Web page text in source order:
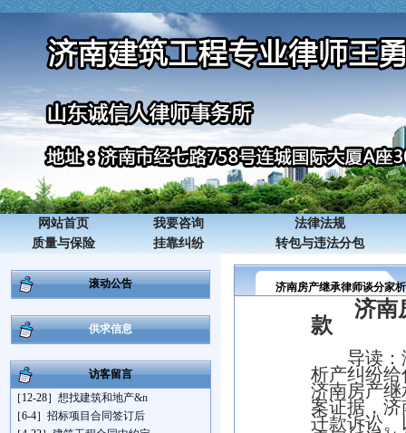
网站首页 我要咨询
法律法规
质量与保险
挂靠纠纷 转包与违法分包
滚动公告
供求信息
访客留言
［12-28］ 想找建筑和地产&n
［6-4］ 招标项目合同签订后
济南房产继承律师谈分家
济南
款
导读：
析产纠纷
济南房产
案证据， 济
迁款诉讼。